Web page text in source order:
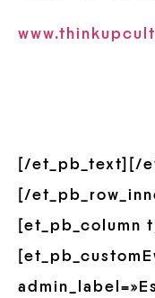
[/et_pb_text][/
[/
[et_pb_column